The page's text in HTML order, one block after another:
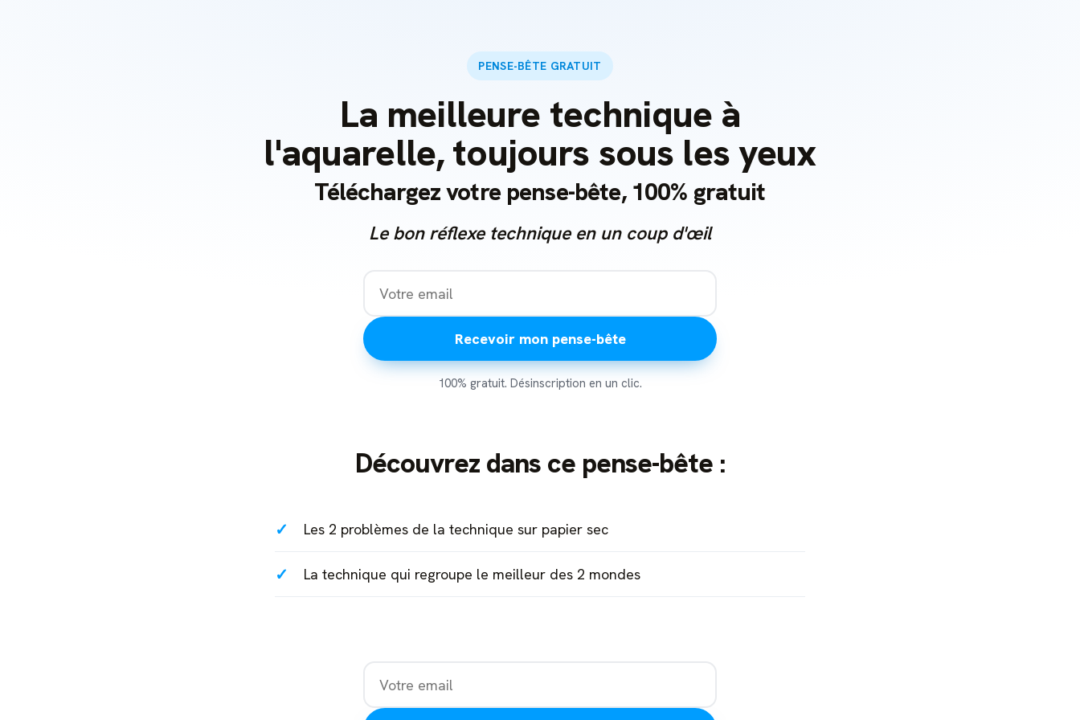
PENSE-BÊTE GRATUIT
La meilleure technique à
l'aquarelle, toujours sous les yeux
Téléchargez votre pense-bête, 100% gratuit
Le bon réflexe technique en un coup d'œil
Recevoir mon pense-bête
100% gratuit. Désinscription en un clic.
Découvrez dans ce pense-bête :
✓ Les 2 problèmes de la technique sur papier sec
✓ La technique qui regroupe le meilleur des 2 mondes